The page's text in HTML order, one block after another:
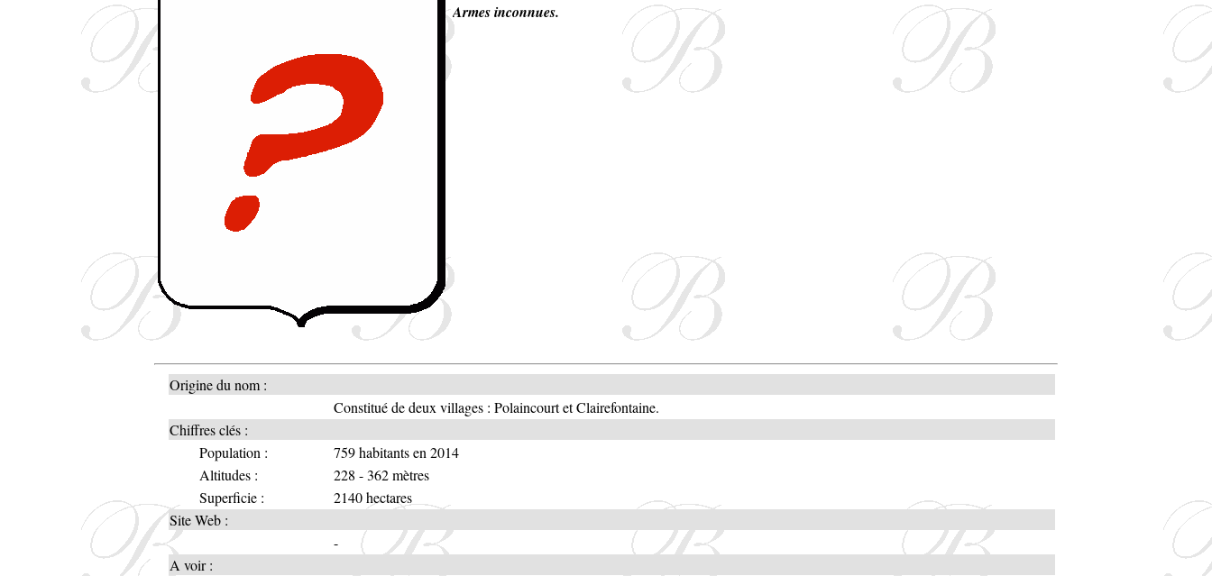
Armes inconnues.
Origine du nom :
Constitué de deux villages : Polaincourt et Clairefontaine.
Chiffres clés :
Population :
759 habitants en 2014
Altitudes :
228 - 362 mètres
Superficie :
2140 hectares
Site Web :
-
A voir :